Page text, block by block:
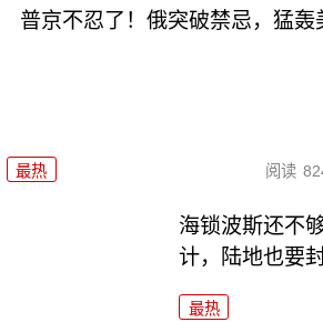
普京不忍了！俄突破禁忌，猛轰
最热 阅读
海锁波斯还不
计，陆地也要
最热